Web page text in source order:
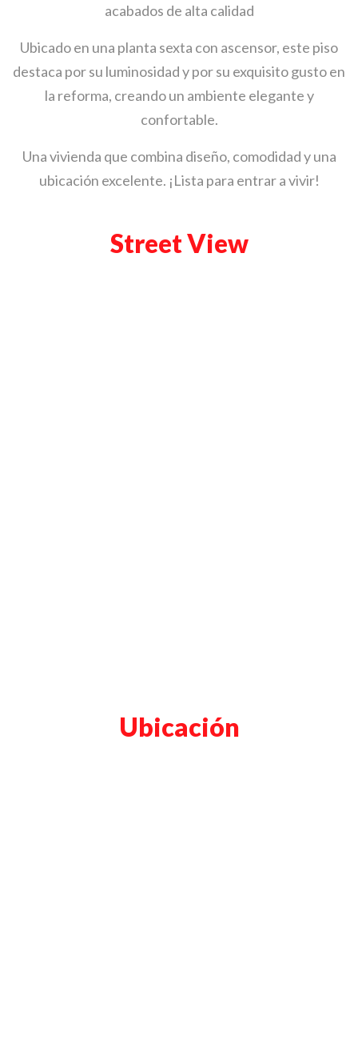
acabados de alta calidad
Ubicado en una planta sexta con ascensor, este piso
destaca por su luminosidad y por su exquisito gusto en
la reforma, creando un ambiente elegante y
confortable.
Una vivienda que combina diseño, comodidad y una
ubicación excelente. ¡Lista para entrar a vivir!
Street View
Ubicación